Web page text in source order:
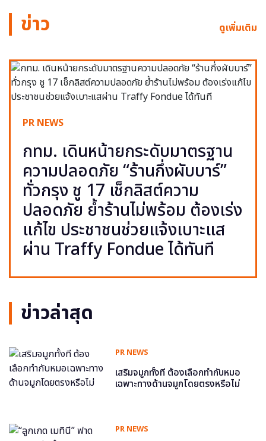
ข่าว ดูเพิ่มเติม
PR NEWS
กทม. เดินหน้ายกระดับมาตรฐาน
ความปลอดภัย “ร้านกึ่งผับบาร์”
ทั่วกรุง ชู 17 เช็กลิสต์ความ
ปลอดภัย ย้ำร้านไม่พร้อม ต้องเร่ง
แก้ไข ประชาชนช่วยแจ้งเบาะแส
ผ่าน Traffy Fondue ได้ทันที
ข่าวล่าสุด
PR NEWS
เสริมจมูกทั้งที ต้องเลือกทำกับหมอ
เฉพาะทางด้านจมูกโดยตรงหรือไม่
PR NEWS